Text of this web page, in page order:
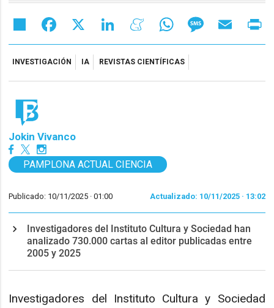
Share Facebook LinkedIn MeneameWhatsAppMessageEmail
INVESTIGACIÓN IA REVISTAS CIENTÍFICAS
Jokin Vivanco
PAMPLONA ACTUAL CIENCIA
Publicado: 10/11/2025 ·01:00 Actualizado: 10/11/2025 · 13:02
Investigadores del Instituto Cultura y Sociedad han
analizado 730.000 cartas al editor publicadas entre
2005 y 2025
Investigadores del Instituto Cultura y Sociedad